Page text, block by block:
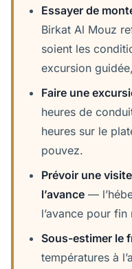
Essayer de
Birkat Al Mouz
soient les
excursion
Faire une
heures de
heures sur le
pouvez.
Prévoir une
l’avance —
l’avance pour
Sous-estimer le
températures à